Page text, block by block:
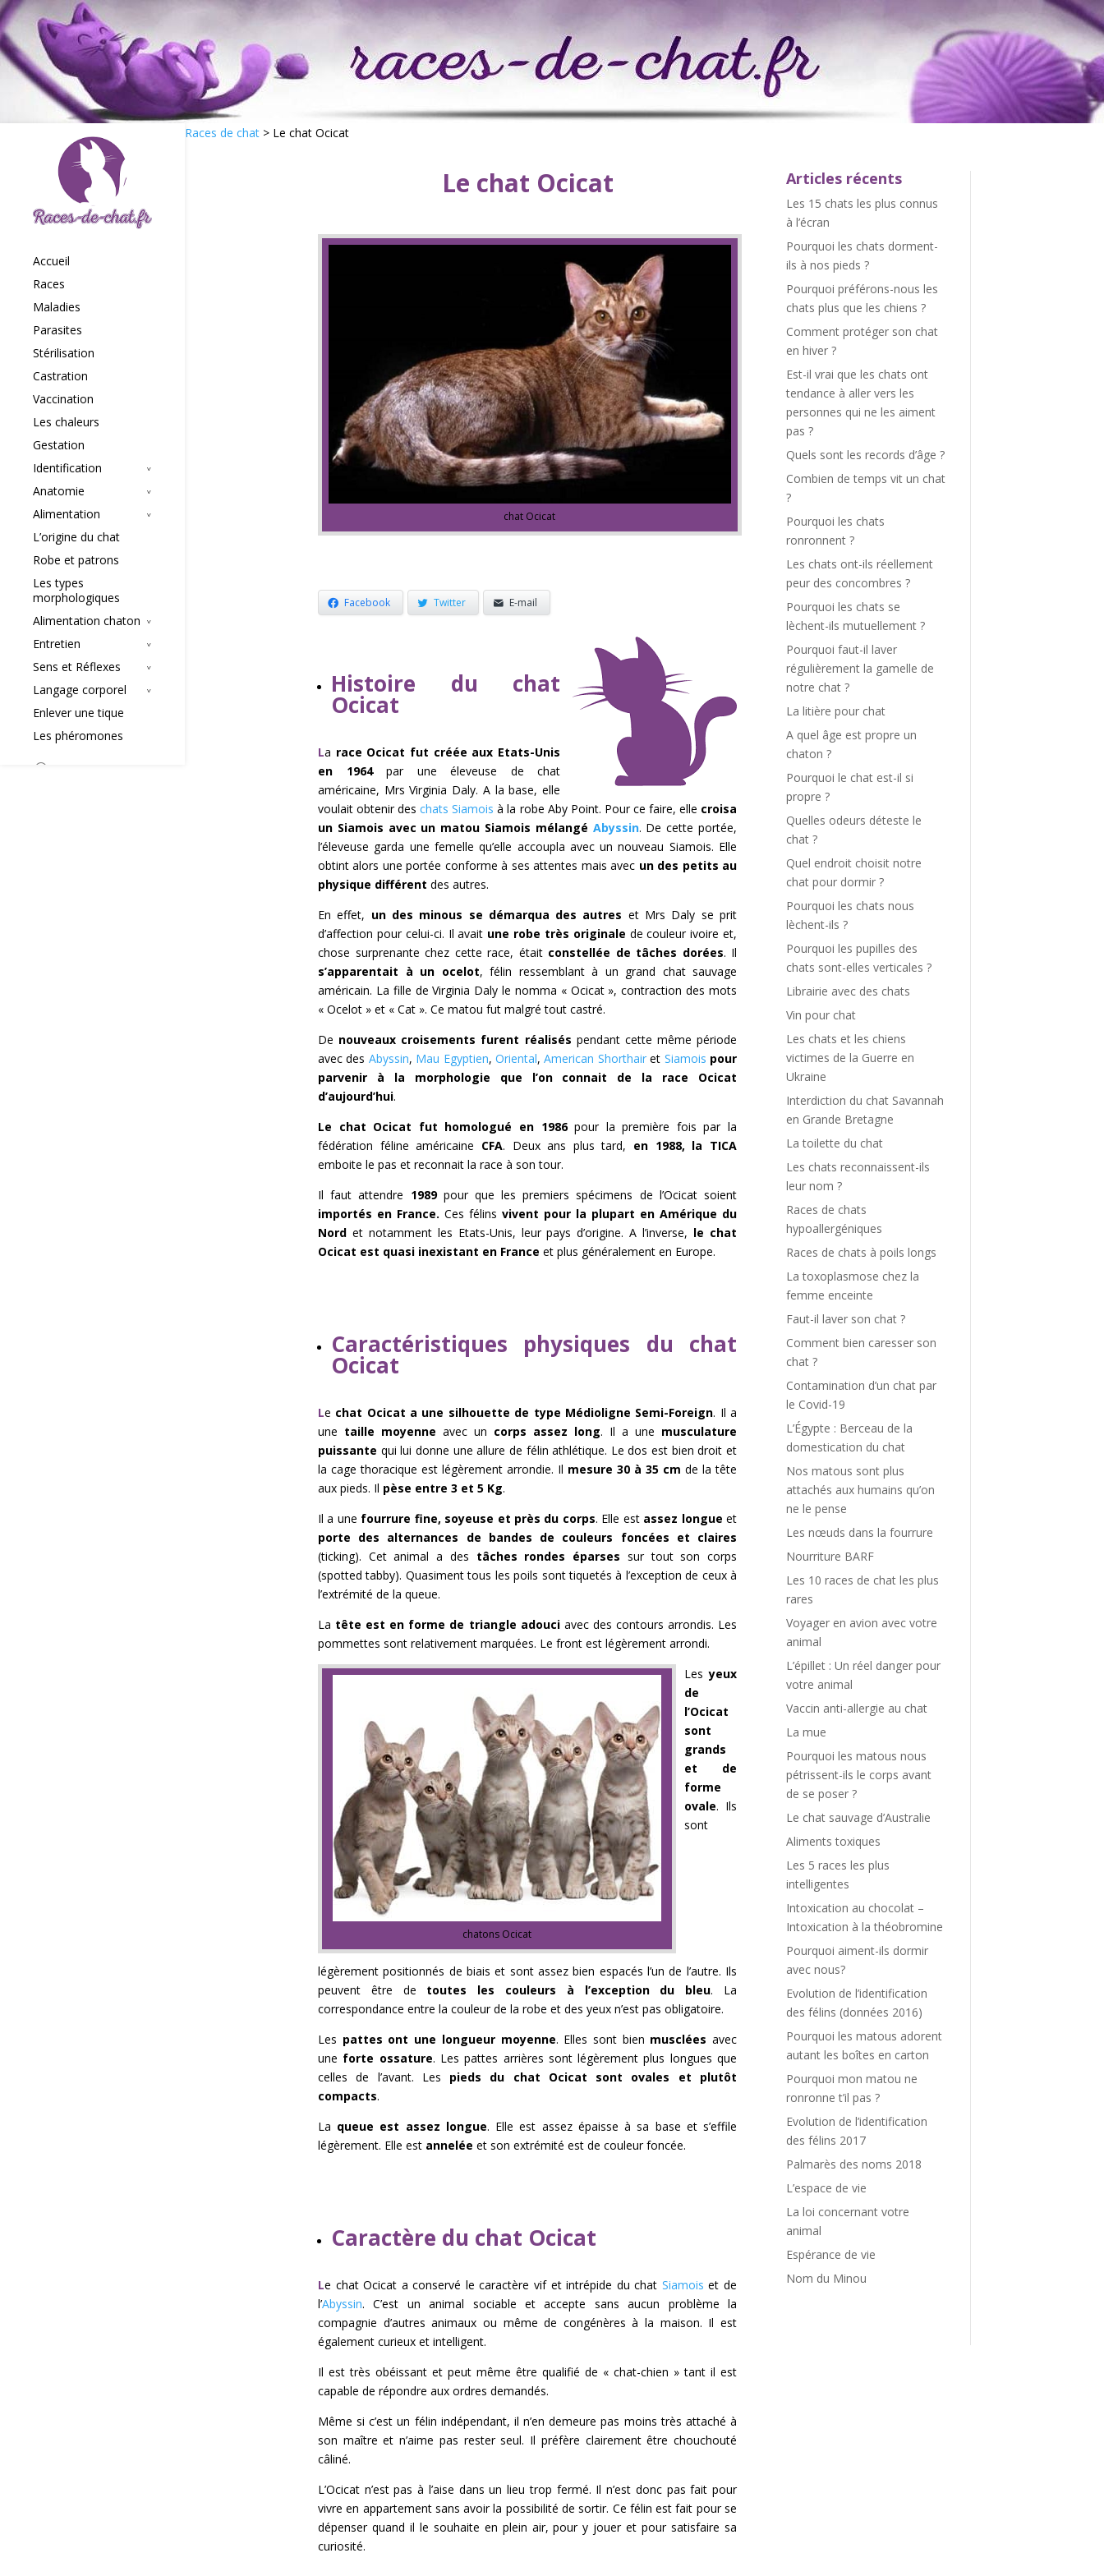
Accueil
Races
Maladies
Parasites
Stérilisation
Castration
Vaccination
Les chaleurs
Gestation
Identification
Anatomie
Alimentation
L’origine du chat
Robe et patrons
Les types
morphologiques
Alimentation chaton
Entretien
Sens et Réflexes
Langage corporel
Enlever une tique
Les phéromones
Races de chat > Le chat Ocicat
Le chat Ocicat
chat Ocicat
Facebook Twitter E-mail
Histoire du chat
Ocicat
La race Ocicat fut créée aux Etats-Unis
en 1964par une éleveuse de chat
américaine, Mrs Virginia Daly. A la base, elle
voulait obtenir deschats Siamois à la robe Aby Point. Pour ce faire, elle croisa
un Siamois avec un matou Siamois mélangé Abyssin. De cette portée,
l’éleveuse garda une femelle qu’elle accoupla avec un nouveau Siamois. Elle
obtint alors une portée conforme à ses attentes mais avec un des petits au
physique différent des autres.
En effet, un des minous se démarqua des autres et Mrs Daly se prit
d’affection pour celui-ci. Il avait une robe très originale de couleur ivoire et,
chose surprenante chez cette race, était constellée de tâches dorées. Il
s’apparentait à un ocelot, félin ressemblant à un grand chat sauvage
américain. La fille de Virginia Daly le nomma « Ocicat », contraction des mots
« Ocelot » et « Cat ». Ce matou fut malgré tout castré.
De nouveaux croisements furent réalisés pendant cette même période
avec des Abyssin, Mau Egyptien,Oriental,American Shorthairet Siamois pour
parvenir à la morphologie que l’on connait de la race Ocicat
d’aujourd’hui.
Le chat Ocicat fut homologué en 1986pour la première fois par la
fédération féline américaine CFA. Deux ans plus tard, en 1988, la TICA
emboite le pas et reconnait la race à son tour.
Il faut attendre 1989pour que les premiers spécimens de l’Ocicat soient
importés en France. Ces félins vivent pour la plupart en Amérique du
Nord et notamment les Etats-Unis, leur pays d’origine. A l’inverse, le chat
Ocicat est quasi inexistant en France et plus généralement en Europe.
Caractéristiques physiques du chat
Ocicat
Le chat Ocicat a une silhouette de type Médioligne Semi-Foreign. Il a
une taille moyenne avec un corps assez long. Il a une musculature
puissante qui lui donne une allure de félin athlétique. Le dos est bien droit et
la cage thoracique est légèrement arrondie. Il mesure 30 à 35 cm de la tête
aux pieds. Il pèse entre 3 et 5 Kg.
Il a une fourrure fine, soyeuse et près du corps. Elle est assez longue et
porte des alternances de bandes de couleurs foncées et claires
(ticking). Cet animal a des tâches rondes éparses sur tout son corps
(spotted tabby). Quasiment tous les poils sont tiquetés à l’exception de ceux à
l’extrémité de la queue.
La tête est en forme de triangle adouciavec des contours arrondis. Les
pommettes sont relativement marquées. Le front est légèrement arrondi.
chatons Ocicat
Lesyeux
de
l’Ocicat
sont
grands
et de
forme
ovale. Ils
sont
légèrement positionnés de biais et sont assez bien espacés l’un de l’autre. Ils
peuvent être de toutes les couleurs à l’exception du bleu. La
correspondance entre la couleur de la robe et des yeux n’est pas obligatoire.
Les pattes ont une longueur moyenne. Elles sont bien musclées avec
une forte ossature. Les pattes arrières sont légèrement plus longues que
celles de l’avant. Les pieds du chat Ocicat sont ovales et plutôt
compacts.
La queue est assez longue. Elle est assez épaisse à sa base et s’effile
légèrement. Elle est annelée et son extrémité est de couleur foncée.
Caractère du chat Ocicat
Le chat Ocicat a conservé le caractère vif et intrépide du chat Siamois et de
l’Abyssin. C’est un animal sociable et accepte sans aucun problème la
compagnie d’autres animaux ou même de congénères à la maison. Il est
également curieux et intelligent.
Il est très obéissant et peut même être qualifié de « chat-chien » tant il est
capable de répondre aux ordres demandés.
Même si c’est un félin indépendant, il n’en demeure pas moins très attaché à
son maître et n’aime pas rester seul. Il préfère clairement être chouchouté
câliné.
L’Ocicat n’est pas à l’aise dans un lieu trop fermé. Il n’est donc pas fait pour
vivre en appartement sans avoir la possibilité de sortir. Ce félin est fait pour se
dépenser quand il le souhaite en plein air, pour y jouer et pour satisfaire sa
curiosité.
Articles récents
Les 15 chats les plus connus
à l’écran
Pourquoi les chats dorment-
ils à nos pieds ?
Pourquoi préférons-nous les
chats plus que les chiens ?
Comment protéger son chat
en hiver ?
Est-il vrai que les chats ont
tendance à aller vers les
personnes qui ne les aiment
pas ?
Quels sont les records d’âge ?
Combien de temps vit un chat
?
Pourquoi les chats
ronronnent ?
Les chats ont-ils réellement
peur des concombres ?
Pourquoi les chats se
lèchent-ils mutuellement ?
Pourquoi faut-il laver
régulièrement la gamelle de
notre chat ?
La litière pour chat
A quel âge est propre un
chaton ?
Pourquoi le chat est-il si
propre ?
Quelles odeurs déteste le
chat ?
Quel endroit choisit notre
chat pour dormir ?
Pourquoi les chats nous
lèchent-ils ?
Pourquoi les pupilles des
chats sont-elles verticales ?
Librairie avec des chats
Vin pour chat
Les chats et les chiens
victimes de la Guerre en
Ukraine
Interdiction du chat Savannah
en Grande Bretagne
La toilette du chat
Les chats reconnaissent-ils
leur nom ?
Races de chats
hypoallergéniques
Races de chats à poils longs
La toxoplasmose chez la
femme enceinte
Faut-il laver son chat ?
Comment bien caresser son
chat ?
Contamination d’un chat par
le Covid-19
L’Égypte : Berceau de la
domestication du chat
Nos matous sont plus
attachés aux humains qu’on
ne le pense
Les nœuds dans la fourrure
Nourriture BARF
Les 10 races de chat les plus
rares
Voyager en avion avec votre
animal
L’épillet : Un réel danger pour
votre animal
Vaccin anti-allergie au chat
La mue
Pourquoi les matous nous
pétrissent-ils le corps avant
de se poser ?
Le chat sauvage d’Australie
Aliments toxiques
Les 5 races les plus
intelligentes
Intoxication au chocolat –
Intoxication à la théobromine
Pourquoi aiment-ils dormir
avec nous?
Evolution de l’identification
des félins (données 2016)
Pourquoi les matous adorent
autant les boîtes en carton
Pourquoi mon matou ne
ronronne t’il pas ?
Evolution de l’identification
des félins 2017
Palmarès des noms 2018
L’espace de vie
La loi concernant votre
animal
Espérance de vie
Nom du Minou